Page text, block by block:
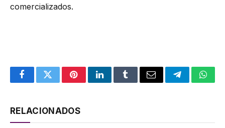
comercializados.
FacebookTwitterPinterestLinkedInTumblrEmail Telegram
RELACIONADOS